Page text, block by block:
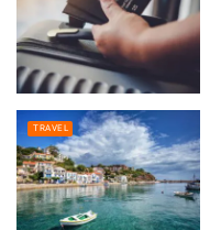
TRAVEL